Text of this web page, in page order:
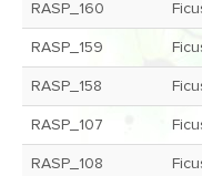
RASP_160
RASP_159
RASP_158
RASP_107
RASP_108